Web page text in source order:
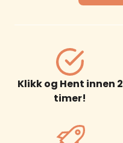
Klikk og Hent innen 2
timer!